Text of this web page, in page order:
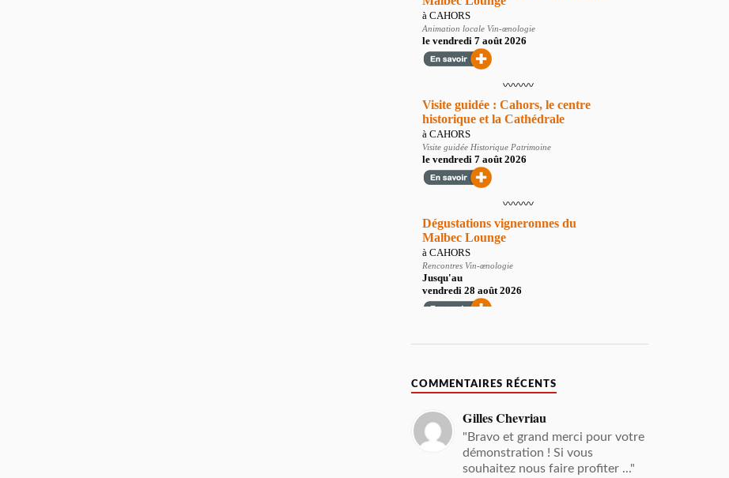
COMMENTAIRES RÉCENTS
Gilles Chevriau
"Bravo et grand merci pour votre
démonstration ! Si vous
souhaitez nous faire profiter ..."